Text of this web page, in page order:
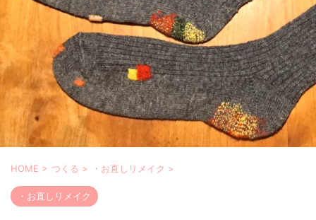
HOME > つくる > ・お直しリメイク >
・お直しリメイク